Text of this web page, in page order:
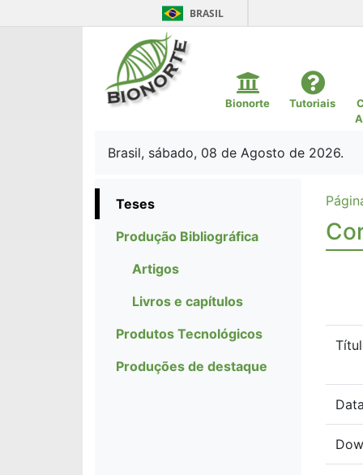
BRASIL
Bionorte Tutoriais
Brasil, sábado, 08 de Agosto de 2026.
Teses
Produção Bibliográfica
Artigos
Livros e capítulos
Produtos Tecnológicos
Produções de destaque